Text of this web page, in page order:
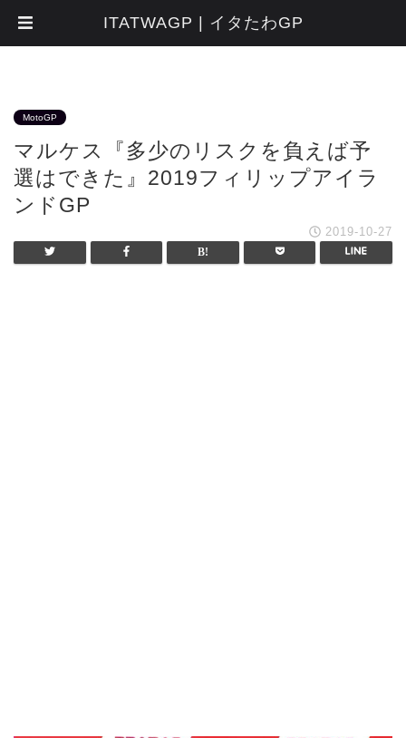
MotoGP
マルケス『多少のリスクを負えば予
選はできた』2019フィリップアイラ
ンドGP
2019-10-27
ITATWAGP | イタたわGP